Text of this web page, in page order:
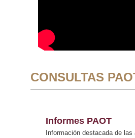
CONSULTAS
Informes PAOT
Información destacada de las